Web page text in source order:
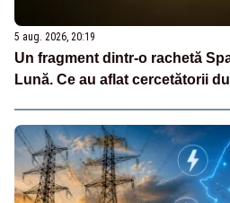
5 aug. 2026, 20:19
Un fragment dintr-o rachetă
Lună. Ce au aflat cercetătorii